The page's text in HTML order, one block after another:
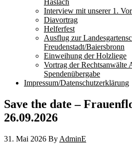
Haslach
Interview mit unserer 1.
Diavortrag
Helferfest
Ausflug zur
Freudenstadt/Baiersbronn
Einweihung der Holzliege
Vortrag der Rechtsanwälte
Spendenübergabe
Impressum/Datenschutzerklärung
Save the date –
26.09.2026
31. Mai 2026 By AdminE